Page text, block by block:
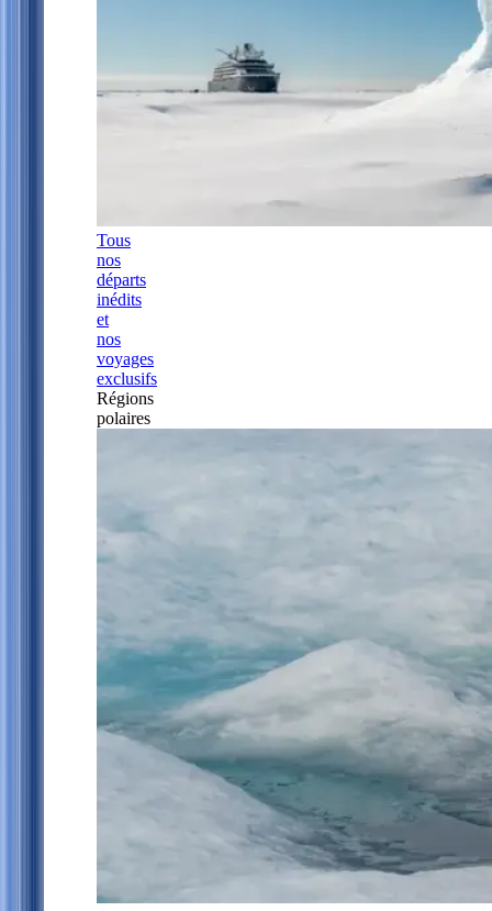
Tous
nos
départs
inédits
et
nos
voyages
exclusifs
Régions
polaires